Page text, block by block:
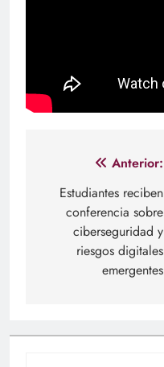
Navegación
de
entradas
Anterior:
Estudiantes reciben
conferencia sobre
ciberseguridad y
riesgos digitales
emergentes